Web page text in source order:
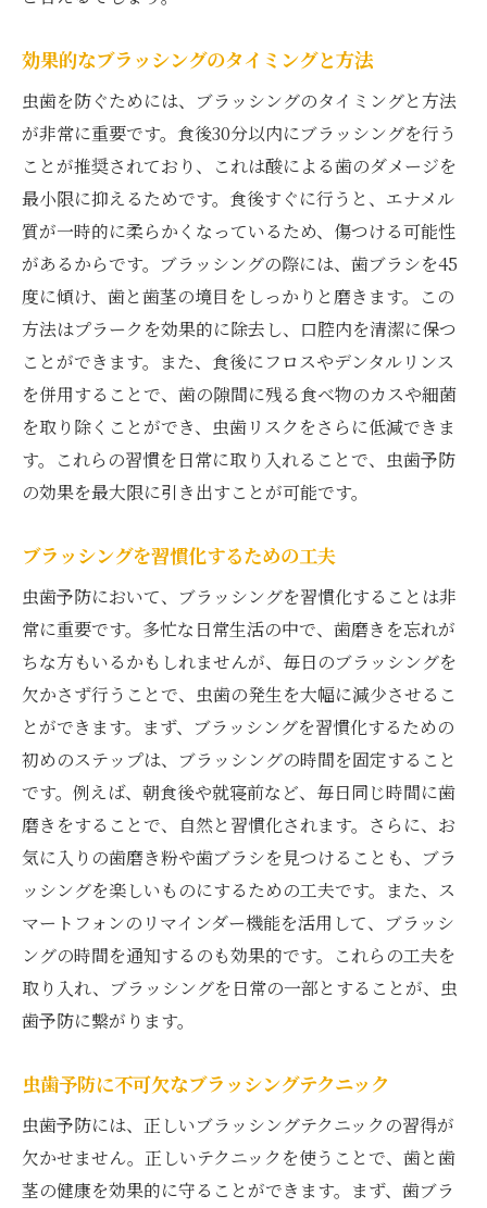
効果的なブラッシングのタイミングと方法
虫歯を防ぐためには、ブラッシングのタイミングと方法
が非常に重要です。食後30分以内にブラッシングを行う
ことが推奨されており、これは酸による歯のダメージを
最小限に抑えるためです。食後すぐに行うと、エナメル
質が一時的に柔らかくなっているため、傷つける可能性
があるからです。ブラッシングの際には、歯ブラシを45
度に傾け、歯と歯茎の境目をしっかりと磨きます。この
方法はプラークを効果的に除去し、口腔内を清潔に保つ
ことができます。また、食後にフロスやデンタルリンス
を併用することで、歯の隙間に残る食べ物のカスや細菌
を取り除くことができ、虫歯リスクをさらに低減できま
す。これらの習慣を日常に取り入れることで、虫歯予防
の効果を最大限に引き出すことが可能です。
ブラッシングを習慣化するための工夫
虫歯予防において、ブラッシングを習慣化することは非
常に重要です。多忙な日常生活の中で、歯磨きを忘れが
ちな方もいるかもしれませんが、毎日のブラッシングを
欠かさず行うことで、虫歯の発生を大幅に減少させるこ
とができます。まず、ブラッシングを習慣化するための
初めのステップは、ブラッシングの時間を固定すること
です。例えば、朝食後や就寝前など、毎日同じ時間に歯
磨きをすることで、自然と習慣化されます。さらに、お
気に入りの歯磨き粉や歯ブラシを見つけることも、ブラ
ッシングを楽しいものにするための工夫です。また、ス
マートフォンのリマインダー機能を活用して、ブラッシ
ングの時間を通知するのも効果的です。これらの工夫を
取り入れ、ブラッシングを日常の一部とすることが、虫
歯予防に繋がります。
虫歯予防に不可欠なブラッシングテクニック
虫歯予防には、正しいブラッシングテクニックの習得が
欠かせません。正しいテクニックを使うことで、歯と歯
茎の健康を効果的に守ることができます。まず、歯ブラ